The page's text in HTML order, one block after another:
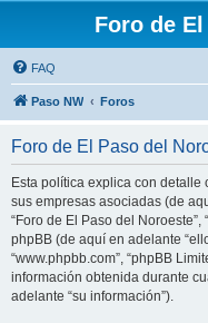
Foro de
FAQ
Paso NW Foros
Foro de El Paso del
Esta política explica con detalle
sus empresas asociadas (de
“Foro de El Paso del Noroeste”,
phpBB (de aquí en adelante
“www.phpbb.com”, “phpBB
información obtenida durante
adelante “su información”).